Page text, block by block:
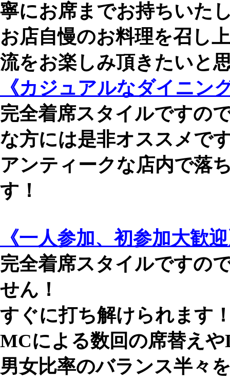
寧にお席までお持ちいた
お店自慢のお料理を召し
流をお楽しみ頂きたいと
《カジュアルなダイニン
完全着席スタイルですの
な方には是非オススメで
アンティークな店内で落
す！
《一人参加、初参加大歓
完全着席スタイルですの
せん！
すぐに打ち解けられます
MCによる数回の席替え
男女比率のバランス半々